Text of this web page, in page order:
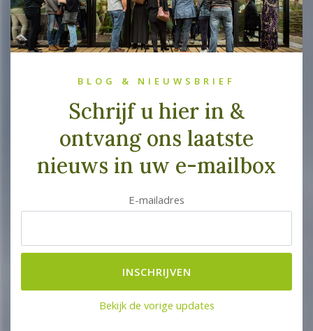
BLOG & NIEUWSBRIEF
Schrijf u hier in &
ontvang ons laatste
nieuws in uw e-mailbox
E-mailadres
Bekijk de vorige updates